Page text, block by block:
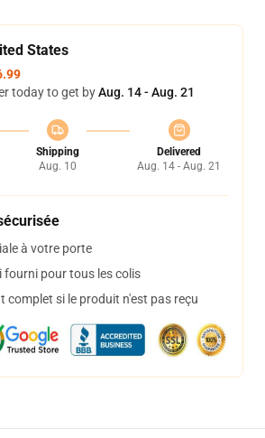
States
today to get byAug. 14 - Aug. 21
Shipping
Aug. 10
Delivered
Aug. 14 - Aug. 21
à votre porte
fourni pour tous les colis
complet si le produit n'est pas reçu